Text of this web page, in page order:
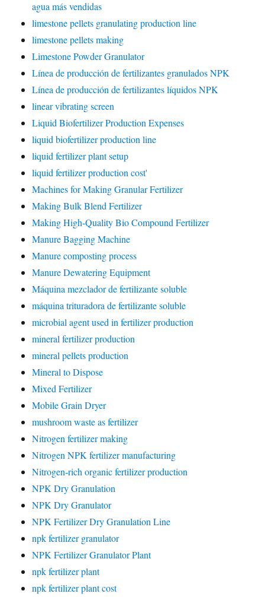
agua más vendidas
limestone pellets granulating production line
limestone pellets making
Limestone Powder Granulator
Línea de producción de fertilizantes granulados NPK
Línea de producción de fertilizantes líquidos NPK
linear vibrating screen
Liquid Biofertilizer Production Expenses
liquid biofertilizer production line
liquid fertilizer plant setup
liquid fertilizer production cost'
Machines for Making Granular Fertilizer
Making Bulk Blend Fertilizer
Making High-Quality Bio Compound Fertilizer
Manure Bagging Machine
Manure composting process
Manure Dewatering Equipment
Máquina mezclador de fertilizante soluble
máquina trituradora de fertilizante soluble
microbial agent used in fertilizer production
mineral fertilizer production
mineral pellets production
Mineral to Dispose
Mixed Fertilizer
Mobile Grain Dryer
mushroom waste as fertilizer
Nitrogen fertilizer making
Nitrogen NPK fertilizer manufacturing
Nitrogen-rich organic fertilizer production
NPK Dry Granulation
NPK Dry Granulator
NPK Fertilizer Dry Granulation Line
npk fertilizer granulator
NPK Fertilizer Granulator Plant
npk fertilizer plant
npk fertilizer plant cost